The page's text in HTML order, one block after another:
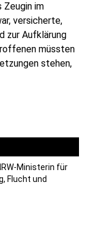
Zeugin im
versicherte,
zur Aufklärung
müssten
stehen,
Ministerin für
Flucht und